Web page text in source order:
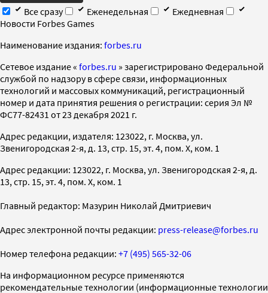
Все сразу
Еженедельная
Ежедневная
Новости Forbes Games
Наименование издания: forbes.ru
Cетевое издание « forbes.ru » зарегистрировано Федеральной
службой по надзору в сфере связи, информационных
технологий и массовых коммуникаций, регистрационный
номер и дата принятия решения о регистрации: серия Эл №
ФС77-82431 от 23 декабря 2021 г.
Адрес редакции, издателя: 123022, г. Москва, ул.
Звенигородская 2-я, д. 13, стр. 15, эт. 4, пом. X, ком. 1
Адрес редакции: 123022, г. Москва, ул. Звенигородская 2-я, д.
13, стр. 15, эт. 4, пом. X, ком. 1
Главный редактор: Мазурин Николай Дмитриевич
Адрес электронной почты редакции: press-release@forbes.ru
Номер телефона редакции: +7 (495) 565-32-06
На информационном ресурсе применяются
рекомендательные технологии (информационные технологии